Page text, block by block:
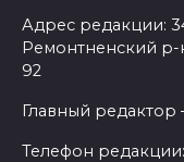
Адрес редакции:
Ремонтненский р-
92
Главный
Телефон